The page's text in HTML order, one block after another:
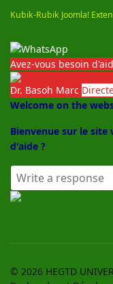
Kubik-Rubik Joomla!
Avez-vous besoin
Dr. Basoh Marc
Welcome on the
Bienvenue sur le site
d'aide ?
© 2026 HEGTD